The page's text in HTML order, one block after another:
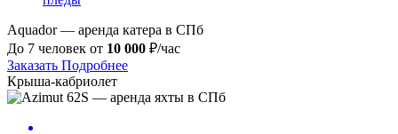
Aquador — аренда катера в СПб
До 7 человек от 10 000 ₽/час
Заказать Подробнее
Крыша-кабриолет